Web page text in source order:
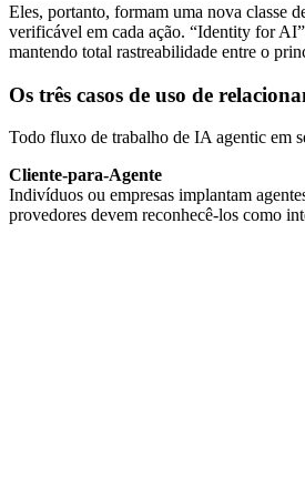
Eles, portanto, formam uma nova classe
verificável em cada ação. “Identity for
mantendo total rastreabilidade entre o
Os três casos de uso de
Todo fluxo de trabalho de IA agentic em
Cliente-para-Agente
Indivíduos ou empresas implantam
provedores devem reconhecê-los como